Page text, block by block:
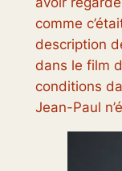
comme
description
dans le film
conditions
Jean-Paul